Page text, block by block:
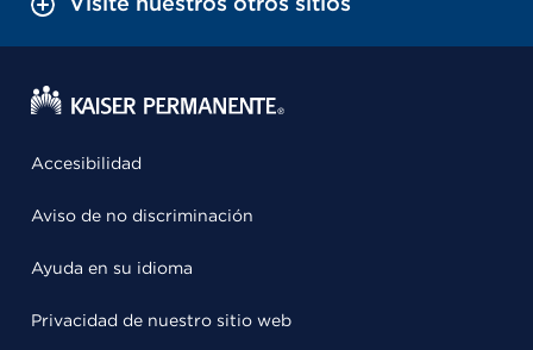
Accesibilidad
Aviso de no discriminación
Ayuda en su idioma
Privacidad de nuestro sitio web